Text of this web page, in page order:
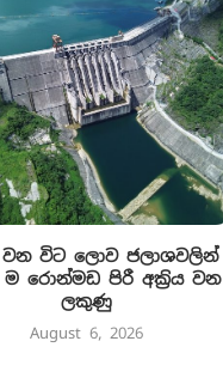
වන විට ලොව ජලාශවලින්
රොන්මඩ පිරී අක්‍රිය වන
ලකුණු
August 6, 2026